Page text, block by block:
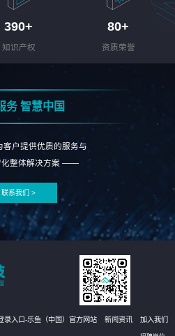
390+
知识产权
80+
资质荣誉
务 智慧中国
户提供优质的服务与
化整体解决方案 ——
联系我们 >
录入口-乐鱼（中国）官方网站 新闻资讯 加入我们